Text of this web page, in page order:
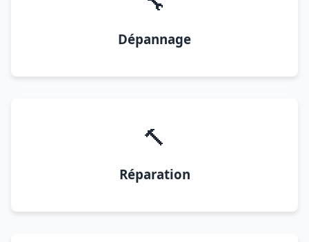
Dépannage
🔨
Réparation